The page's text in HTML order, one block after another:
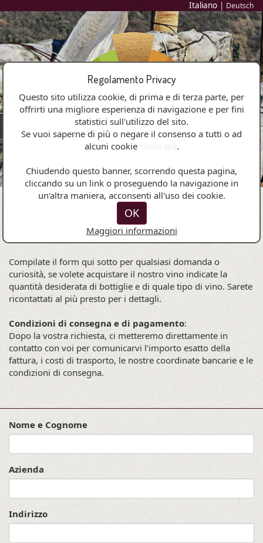
Regolamento Privacy
Questo sito utilizza cookie, di prima e di terza parte, per
offrirti una migliore esperienza di navigazione e per fini
statistici sull'utilizzo del sito.
Se vuoi saperne di più o negare il consenso a tutti o ad
alcuni cookie
.
Chiudendo questo banner, scorrendo questa pagina,
cliccando su un link o proseguendo la navigazione in
un'altra maniera, acconsenti all'uso dei cookie.
OK
Maggiori informazioni
Italiano | Deutsch
Contatti e Richiesta Vini
Compilate il form qui sotto per qualsiasi domanda o
curiosità, se volete acquistare il nostro vino indicate la
quantità desiderata di bottiglie e di quale tipo di vino. Sarete
ricontattati al più presto per i dettagli.
Condizioni di consegna e di pagamento:
Dopo la vostra richiesta, ci metteremo direttamente in
contatto con voi per comunicarvi l’importo esatto della
fattura, i costi di trasporto, le nostre coordinate bancarie e le
condizioni di consegna.
Nome e Cognome
Azienda
Indirizzo